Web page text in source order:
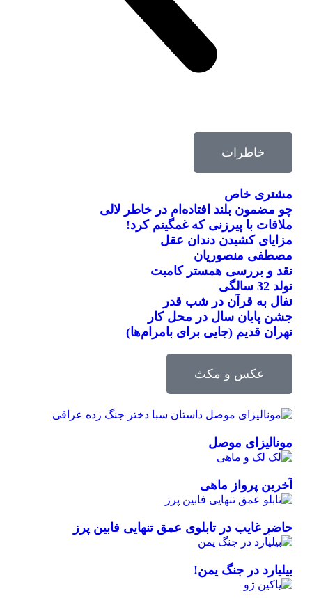
خاطرات
مشتری خاص
چو مضمون بلند افتاده‌ام در خاطر لالی
ملاقات با پیرزنی که غمگینم کرد!
مزایای کشیدن دندان عقل
مصطفی منصوریان
نقد و بررسی همستر کامبت
تولد 32 سالگی
تفال به قرآن در شب قدر
جشن پایان سال در محل کار
تهران قدیم (جایی برای بامرام‌ها)
عکس و مکث
مونالیزای موصل
آخرین پرواز ماهی
حاضرِ غایب در تابلوی عمق تنهایی فابین پرز
بیلیارد در جنگ یمن!